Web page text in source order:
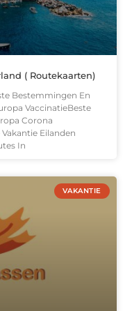
( Routekaarten)
Bestemmingen En
VaccinatieBeste
Corona
Eilanden
In
VAKANTIE